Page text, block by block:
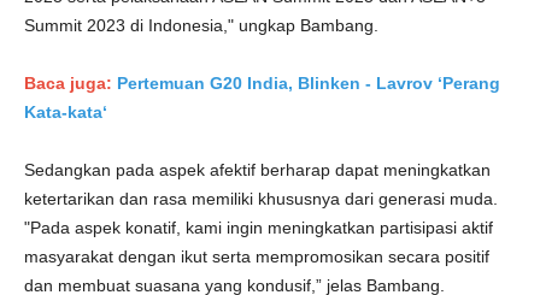
Summit 2023 di Indonesia," ungkap Bambang.
Baca juga: Pertemuan G20 India, Blinken - Lavrov ‘Perang
Kata-kata‘
Sedangkan pada aspek afektif berharap dapat meningkatkan
ketertarikan dan rasa memiliki khususnya dari generasi muda.
"Pada aspek konatif, kami ingin meningkatkan partisipasi aktif
masyarakat dengan ikut serta mempromosikan secara positif
dan membuat suasana yang kondusif,” jelas Bambang.